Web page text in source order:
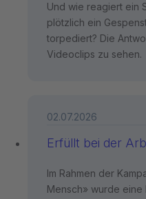
Und wie reagiert ein
plötzlich ein
torpediert? Die
Videoclips zu sehen.
Erfüllt bei der
02.07.2026
Im Rahmen der
Mensch» wurde